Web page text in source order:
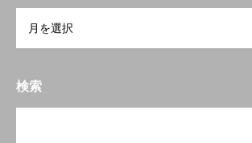
検索